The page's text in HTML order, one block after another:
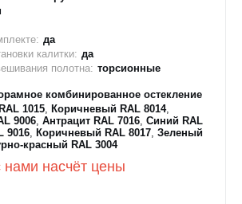
да
калитки: да
полотна: торсионные
комбинированное остекление
1015, Коричневый RAL 8014,
9006, Антрацит RAL 7016, Синий RAL
9016, Коричневый RAL 8017, Зеленый
красный RAL 3004
нами насчёт цены